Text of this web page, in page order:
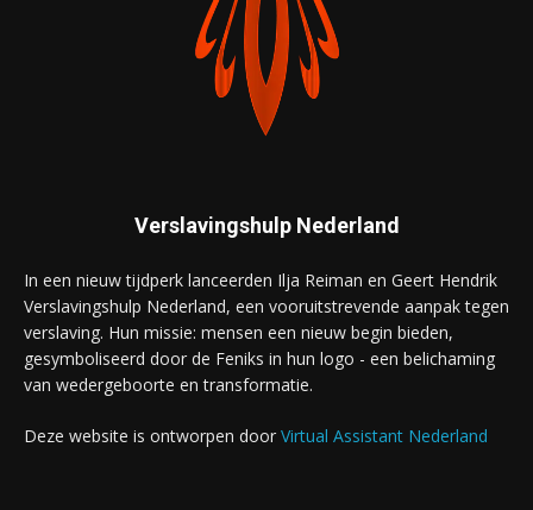
Verslavingshulp Nederland
In een nieuw tijdperk lanceerden Ilja Reiman en Geert Hendrik
Verslavingshulp Nederland, een vooruitstrevende aanpak tegen
verslaving. Hun missie: mensen een nieuw begin bieden,
gesymboliseerd door de Feniks in hun logo - een belichaming
van wedergeboorte en transformatie.
Deze website is ontworpen door Virtual Assistant Nederland